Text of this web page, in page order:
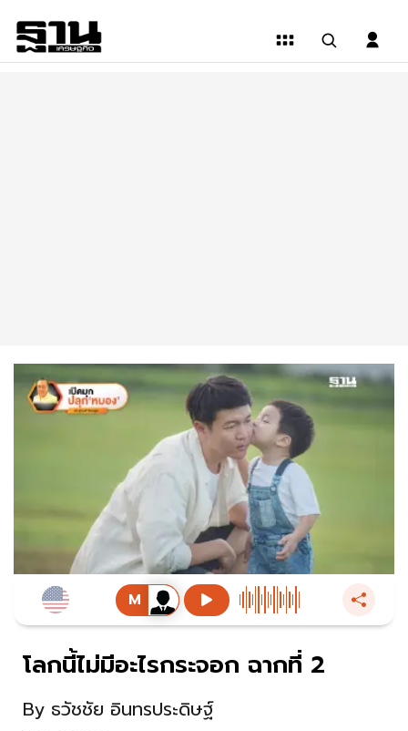
โลกนี้ไม่มีอะไรกระจอก ฉากที่ 2
By ธวัชชัย อินทรประดิษฐ์